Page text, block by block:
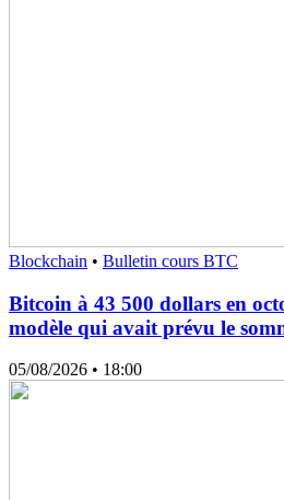
Blockchain • Bulletin cours BTC
Bitcoin à 43 500 dollars en
modèle qui avait prévu le
05/08/2026 • 18:00